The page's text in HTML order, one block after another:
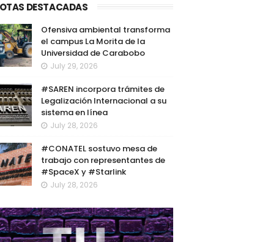
DESTACADAS
Ofensiva ambiental transforma
el campus La Morita de la
Universidad de Carabobo
July 29, 2026
#SAREN incorpora trámites de
Legalización Internacional a su
sistema en línea
July 28, 2026
#CONATEL sostuvo mesa de
trabajo con representantes de
#SpaceX y #Starlink
July 28, 2026